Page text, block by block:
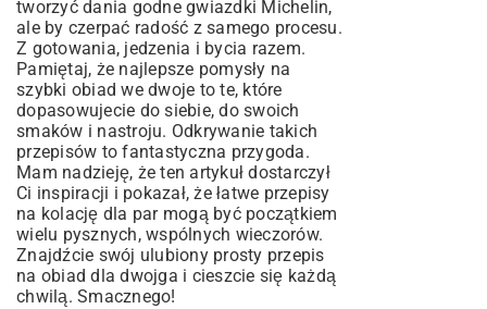
tworzyć dania godne gwiazdki Michelin,
ale by czerpać radość z samego procesu.
Z gotowania, jedzenia i bycia razem.
Pamiętaj, że najlepsze pomysły na
szybki obiad we dwoje to te, które
dopasowujecie do siebie, do swoich
smaków i nastroju. Odkrywanie takich
przepisów to fantastyczna przygoda.
Mam nadzieję, że ten artykuł dostarczył
Ci inspiracji i pokazał, że łatwe przepisy
na kolację dla par mogą być początkiem
wielu pysznych, wspólnych wieczorów.
Znajdźcie swój ulubiony prosty przepis
na obiad dla dwojga i cieszcie się każdą
chwilą. Smacznego!